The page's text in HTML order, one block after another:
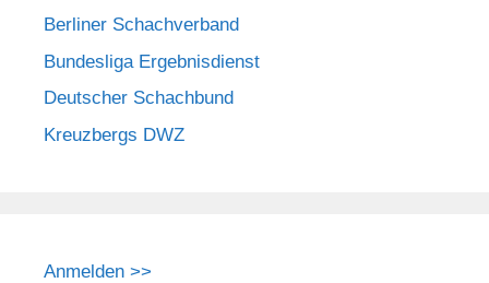
Berliner Schachverband
Bundesliga Ergebnisdienst
Deutscher Schachbund
Kreuzbergs DWZ
Anmelden >>